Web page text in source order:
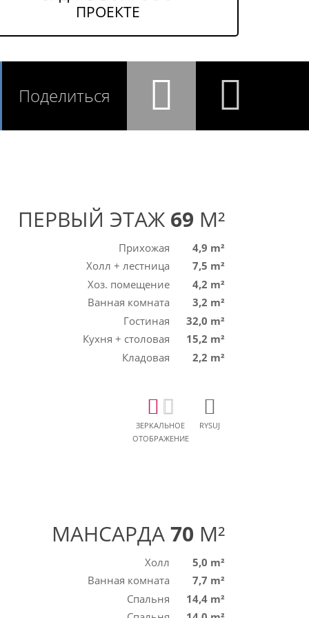
ПРОЕКТЕ
Поделиться
ПЕРВЫЙ ЭТАЖ 69 M²
Прихожая
4,9 m²
Холл + лестница
7,5 m²
Хоз. помещение
4,2 m²
Ванная комната
3,2 m²
Гостиная
32,0 m²
Кухня + столовая
15,2 m²
Кладовая
2,2 m²
ЗЕРКАЛЬНОЕ
ОТОБРАЖЕНИЕ
RYSUJ
МАНСАРДА70 M²
Холл
5,0 m²
Ванная комната
7,7 m²
Спальня
14,4 m²